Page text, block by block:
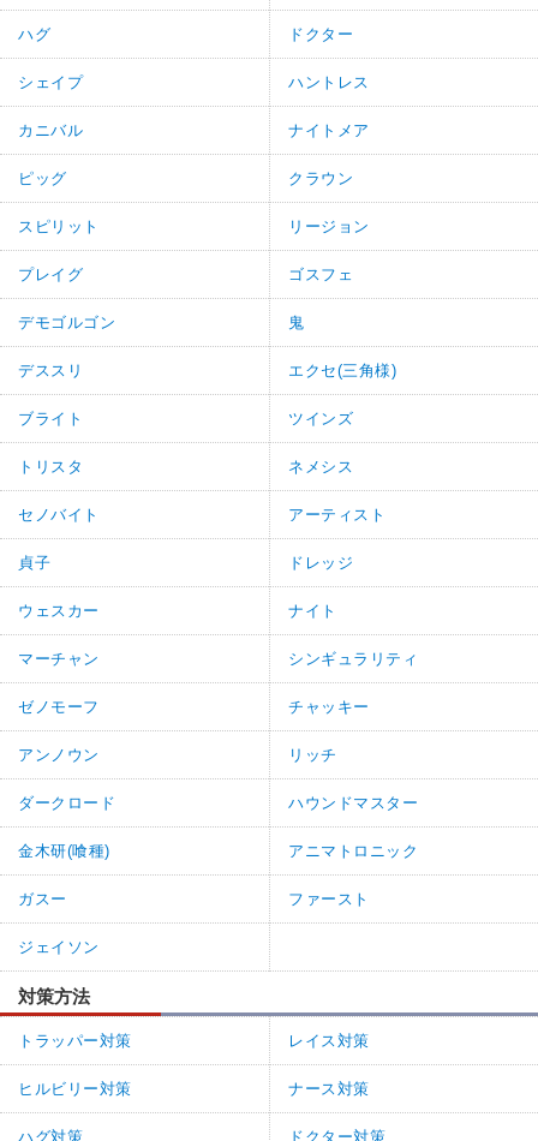
ハグ ドクター
シェイプ ハントレス
カニバル ナイトメア
ピッグ クラウン
スピリット リージョン
プレイグ ゴスフェ
デモゴルゴン 鬼
デススリ エクセ(三角様)
ブライト ツインズ
トリスタ ネメシス
セノバイト アーティスト
貞子 ドレッジ
ウェスカー ナイト
マーチャン シンギュラリティ
ゼノモーフ チャッキー
アンノウン リッチ
ダークロード ハウンドマスター
金木研(喰種) アニマトロニック
ガスー ファースト
ジェイソン
対策方法
トラッパー対策 レイス対策
ヒルビリー対策 ナース対策
ハグ対策 ドクター対策